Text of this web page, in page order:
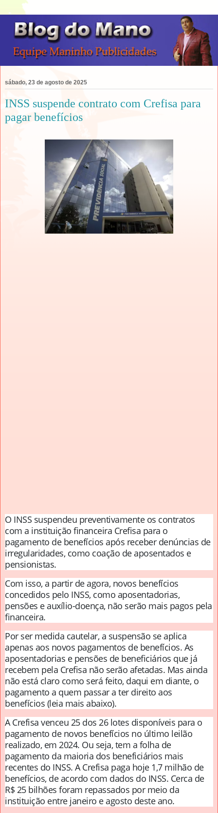
sábado, 23 de agosto de 2025
INSS suspende contrato com Crefisa para
pagar benefícios
O INSS suspendeu preventivamente os contratos
com a instituição financeira Crefisa para o
pagamento de benefícios após receber denúncias de
irregularidades, como coação de aposentados e
pensionistas.
Com isso, a partir de agora, novos benefícios
concedidos pelo INSS, como aposentadorias,
pensões e auxílio-doença, não serão mais pagos pela
financeira.
Por ser medida cautelar, a suspensão se aplica
apenas aos novos pagamentos de benefícios. As
aposentadorias e pensões de beneficiários que já
recebem pela Crefisa não serão afetadas. Mas ainda
não está claro como será feito, daqui em diante, o
pagamento a quem passar a ter direito aos
benefícios (leia mais abaixo).
A Crefisa venceu 25 dos 26 lotes disponíveis para o
pagamento de novos benefícios no último leilão
realizado, em 2024. Ou seja, tem a folha de
pagamento da maioria dos beneficiários mais
recentes do INSS. A Crefisa paga hoje 1,7 milhão de
benefícios, de acordo com dados do INSS. Cerca de
R$ 25 bilhões foram repassados por meio da
instituição entre janeiro e agosto deste ano.